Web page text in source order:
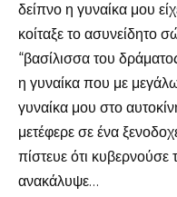
δείπνο η γυναίκα μου
κοίταξε το ασυνείδητο
“βασίλισσα του
η γυναίκα που με
γυναίκα μου στο
μετέφερε σε ένα
πίστευε ότι κυβερνούσε
ανακάλυψε…